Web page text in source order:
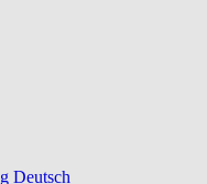
Deutsch